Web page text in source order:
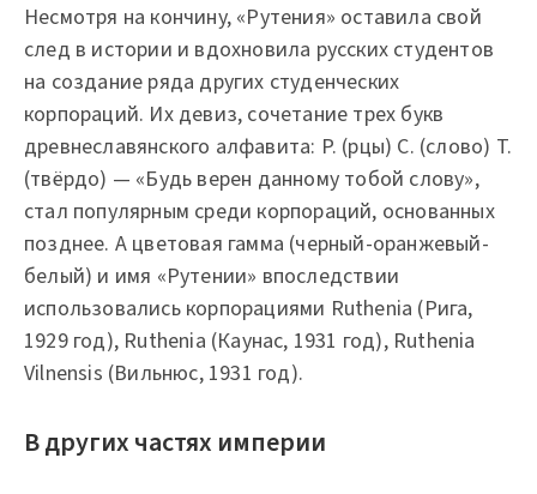
Несмотря на кончину, «Рутения» оставила свой
след в истории и вдохновила русских студентов
на создание ряда других студенческих
корпораций. Их девиз, сочетание трех букв
древнеславянского алфавита: Р. (рцы) С. (слово) Т.
(твёрдо) — «Будь верен данному тобой слову»,
стал популярным среди корпораций, основанных
позднее. А цветовая гамма (черный-оранжевый-
белый) и имя «Рутении» впоследствии
использовались корпорациями Ruthenia (Рига,
1929 год), Ruthenia (Каунас, 1931 год), Ruthenia
Vilnensis (Вильнюс, 1931 год).
В других частях империи